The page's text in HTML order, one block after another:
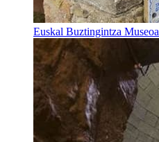
Euskal Buztingintza Museoa